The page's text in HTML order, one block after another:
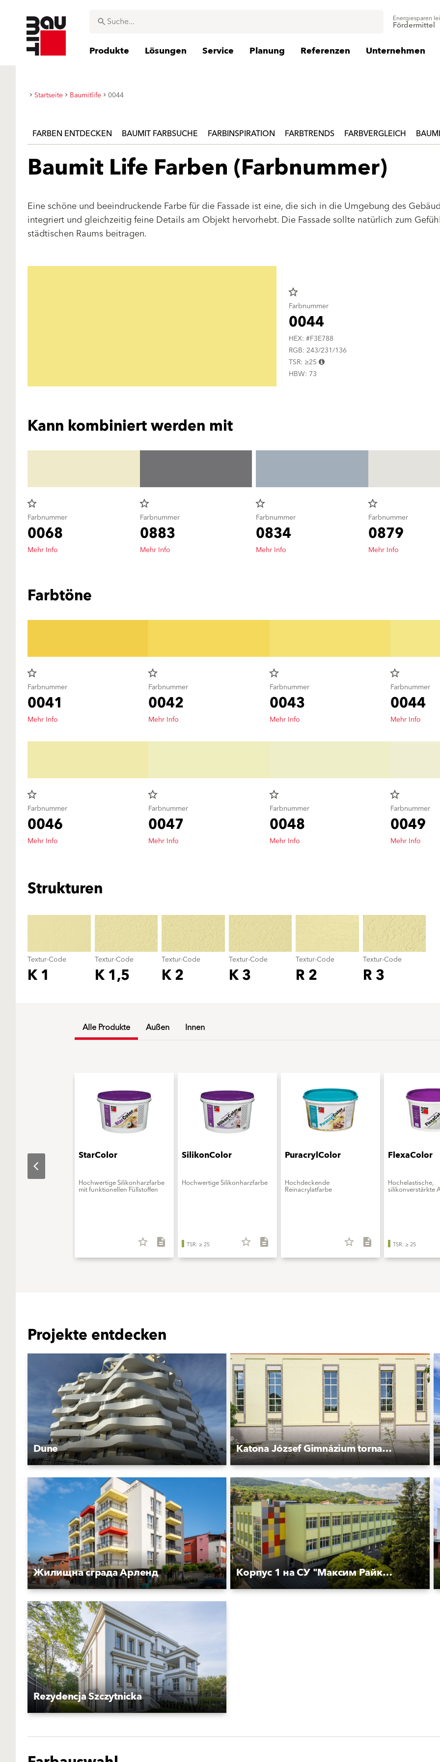
Energiesparen
Fördermittel
Produkte Lösungen Service Planung Referenzen Unternehmen
Startseite Baumitlife 0044
FARBEN ENTDECKEN BAUMIT FARBSUCHE FARBINSPIRATION FARBTRENDS FARBVERGLEICH
Baumit Life Farben (Farbnummer)
Eine schöne und beeindruckende Farbe für die Fassade ist eine, die sich in die Umgebung des
integriert und gleichzeitig feine Details am Objekt hervorhebt. Die Fassade sollte natürlich zum
städtischen Raums beitragen.
star_border
Farbnummer
0044
HEX: #F3E788
RGB: 243/231/136
TSR: ≥25
HBW: 73
Kann kombiniert werden mit
star_border
Farbnummer
0068
Mehr Info
star_border
Farbnummer
0883
Mehr Info
star_border
Farbnummer
0834
Mehr Info
star_border
Farbnummer
0879
Mehr Info
Farbtöne
star_border
Farbnummer
0041
Mehr Info
star_border
Farbnummer
0042
Mehr Info
star_border
Farbnummer
0043
Mehr Info
star_border
Farbnummer
0044
Mehr Info
star_border
Farbnummer
0046
Mehr Info
star_border
Farbnummer
0047
Mehr Info
star_border
Farbnummer
0048
Mehr Info
star_border
Farbnummer
0049
Mehr Info
Strukturen
Textur-Code
K 1
Textur-Code
K 1,5
Textur-Code
K 2
Textur-Code
K 3
Textur-Code
R 2
Textur-Code
R 3
Alle Produkte Außen Innen
StarColor
Hochwertige Silikonharzfarbe
mit funktionellen Füllstoffen
star_border description
SilikonColor
Hochwertige Silikonharzfarbe
TSR: ≥ 25 star_border description
PuracrylColor
Hochdeckende
Reinacrylatfarbe
star_border description
FlexaColor
Hochelastische,
silikonverstärkte
TSR: ≥ 25
Projekte entdecken
Dune Katona József Gimnázium tornacsarnoka
Жилищна сграда Арленд Корпус 1 на СУ "Максим Райкович''
Rezydencja Szczytnicka